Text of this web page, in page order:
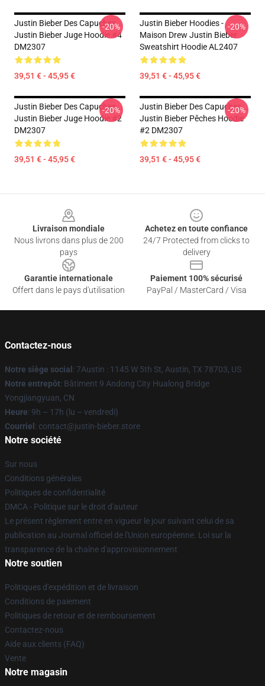
Justin Bieber Des Capuches...
Justin Bieber Juge Hoodie #4
DM2307
39,51 € - 45,95 €
-20%
Justin Bieber Hoodies -
Maison Drew Justin Bieber
Sweatshirt Hoodie AL2407
39,51 € - 45,95 €
-20%
Justin Bieber Des Capuches...
Justin Bieber Juge Hoodie #2
DM2307
39,51 € - 45,95 €
-20%
Justin Bieber Des Capuches...
Justin Bieber Pêches Hoodie
#2 DM2307
39,51 € - 45,95 €
-20%
Livraison mondiale
Nous livrons dans plus de 200
pays
Achetez en toute confiance
24/7 Protected from clicks to
delivery
Garantie internationale
Offert dans le pays d'utilisation
Paiement 100% sécurisé
PayPal / MasterCard / Visa
Contactez-nous
Notre siège social : 7Austin : 1145 W 5th St, Austin, TX 78703, US
Notre entrepôt: Bâtiment 9 Andong City Hualong Bridge
Yongjiangyuan, CN
Heure: 9h – 17h (lu – vendredi)
Courriel : contact@justin-bieber.store
Notre société
Sur nous
Conditions générales
Politiques de confidentialité
DMCA - Politique sur le droit d'auteur
Le présent règlement entre en vigueur le jour suivant celui de sa
publication au Journal officiel de l'Union européenne. Loi sur la
transparence de la chaîne d'approvisionnement
Notre soutien
Politiques d'expédition et de livraison
Conditions de paiement
Politiques de retour et de remboursement
Contactez-nous
Aide aux clients (FAQ)
Vente
Notre magasin